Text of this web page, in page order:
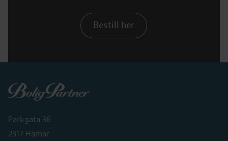
Bestill her
Boligpartner
Parkgata 36
2317 Hamar